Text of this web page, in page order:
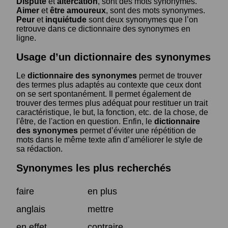
Aimer etêtre amoureux, sont des mots synonymes.
Peur et inquiétude sont deux synonymes que l’on
retrouve dans ce dictionnaire des synonymes en
ligne.
Usage d’un dictionnaire des synonymes
Le dictionnaire des synonymes permet de trouver
des termes plus adaptés au contexte que ceux dont
on se sert spontanément. Il permet également de
trouver des termes plus adéquat pour restituer un trait
caractéristique, le but, la fonction, etc. de la chose, de
l'être, de l'action en question. Enfin, le dictionnaire
des synonymes permet d’éviter une répétition de
mots dans le même texte afin d’améliorer le style de
sa rédaction.
Synonymes les plus recherchés
faire
en plus
anglais
mettre